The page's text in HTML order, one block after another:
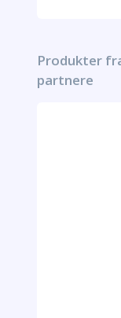
Produkter
partnere